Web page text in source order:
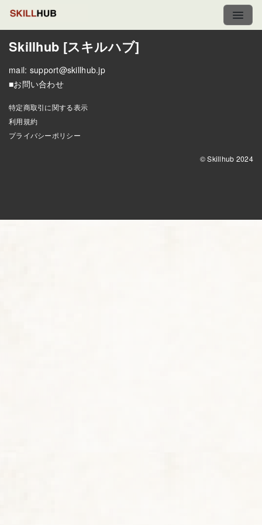
Skillhub [スキルハブ]
mail: support@skillhub.jp
■お問い合わせ
特定商取引に関する表示
利用規約
プライバシーポリシー
© Skillhub 2024